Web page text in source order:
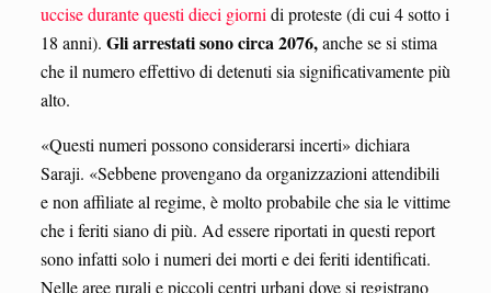
uccise durante questi dieci giornidi proteste (di cui 4 sotto i
18 anni). Gli arrestati sono circa 2076,anche se si stima
che il numero effettivo di detenuti sia significativamente più
alto.
«Questi numeri possono considerarsi incerti» dichiara
Saraji. «Sebbene provengano da organizzazioni attendibili
e non affiliate al regime, è molto probabile che sia le vittime
che i feriti siano di più. Ad essere riportati in questi report
sono infatti solo i numeri dei morti e dei feriti identificati.
Nelle aree rurali e piccoli centri urbani dove si registrano